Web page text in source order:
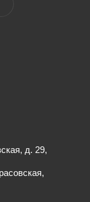
д. 29,